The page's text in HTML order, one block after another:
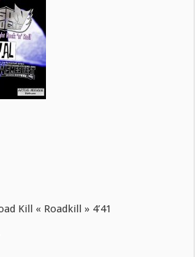
Kill « Roadkill » 4’41